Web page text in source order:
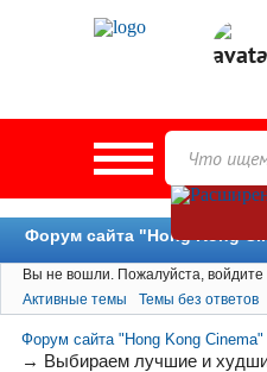
Форум сайта "Hong Kong
Форум
Новости
Пользователи
Вы не вошли. Пожалуйста, войдите
Активные темы
Темы без ответов
Форум сайта "Hong Kong Cinema"
→ Выбираем лучшие и